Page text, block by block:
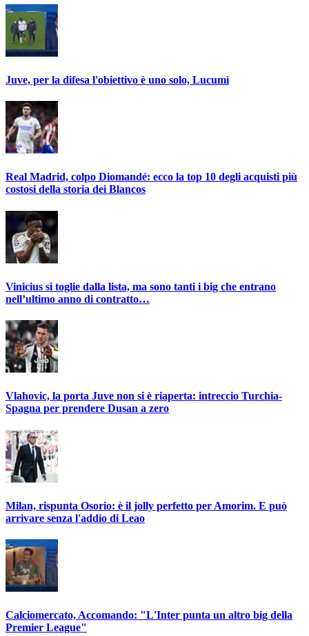
Juve, per la difesa l'obiettivo è uno solo, Lucumì
Real Madrid, colpo Diomandé: ecco la top 10 degli acquisti più
costosi della storia dei Blancos
Vinicius si toglie dalla lista, ma sono tanti i big che entrano
nell’ultimo anno di contratto…
Vlahovic, la porta Juve non si è riaperta: intreccio Turchia-
Spagna per prendere Dusan a zero
Milan, rispunta Osorio: è il jolly perfetto per Amorim. E può
arrivare senza l'addio di Leao
Calciomercato, Accomando: "L'Inter punta un altro big della
Premier League"